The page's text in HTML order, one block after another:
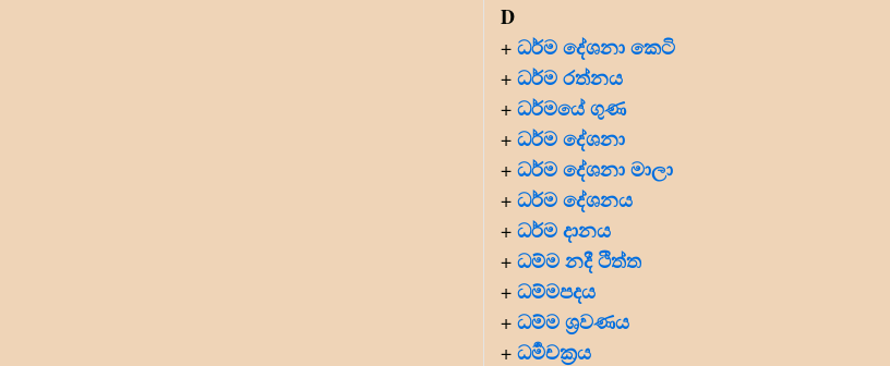
D
+ ධර්ම දේශනා කෙටි
+ ධර්ම රත්නය
+ ධර්මයේ ගුණ
+ ධර්ම දේශනා
+ ධර්ම දේශනා මාලා
+ ධර්ම දේශනය
+ ධර්ම දානය
+ ධම්ම නදී ථිත්ත
+ ධම්මපදය
+ ධම්ම ශ්‍රවණය
+ ධර්‍මචක්‍රය